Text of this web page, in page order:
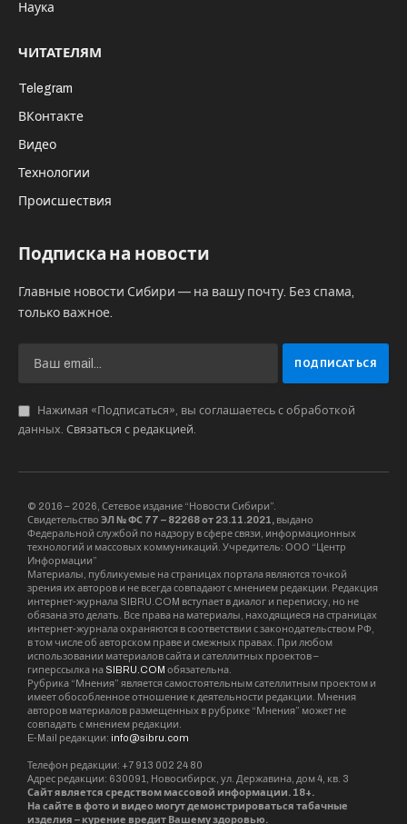
Наука
ЧИТАТЕЛЯМ
Telegram
ВКонтакте
Видео
Технологии
Происшествия
Подписка на новости
Главные новости Сибири — на вашу почту. Без спама,
только важное.
Нажимая «Подписаться», вы соглашаетесь с обработкой
данных. Связаться с редакцией.
© 2016 – 2026, Сетевое издание “Новости Сибири”.
Свидетельство ЭЛ № ФС 77 – 82268 от 23.11.2021, выдано
Федеральной службой по надзору в сфере связи, информационных
технологий и массовых коммуникаций. Учредитель: ООО “Центр
Информации”
Материалы, публикуемые на страницах портала являются точкой
зрения их авторов и не всегда совпадают с мнением редакции. Редакция
интернет-журнала SIBRU.COM вступает в диалог и переписку, но не
обязана это делать. Все права на материалы, находящиеся на страницах
интернет-журнала охраняются в соответствии с законодательством РФ,
в том числе об авторском праве и смежных правах. При любом
использовании материалов сайта и сателлитных проектов –
гиперссылка на SIBRU.COM обязательна.
Рубрика “Мнения” является самостоятельным сателлитным проектом и
имеет обособленное отношение к деятельности редакции. Мнения
авторов материалов размещенных в рубрике “Мнения” может не
совпадать с мнением редакции.
E-Mail редакции: info@sibru.com
Телефон редакции: +7 913 002 24 80
Адрес редакции: 630091, Новосибирск, ул. Державина, дом 4, кв. 3
Сайт является средством массовой информации. 18+.
На сайте в фото и видео могут демонстрироваться табачные
изделия – курение вредит Вашему здоровью.